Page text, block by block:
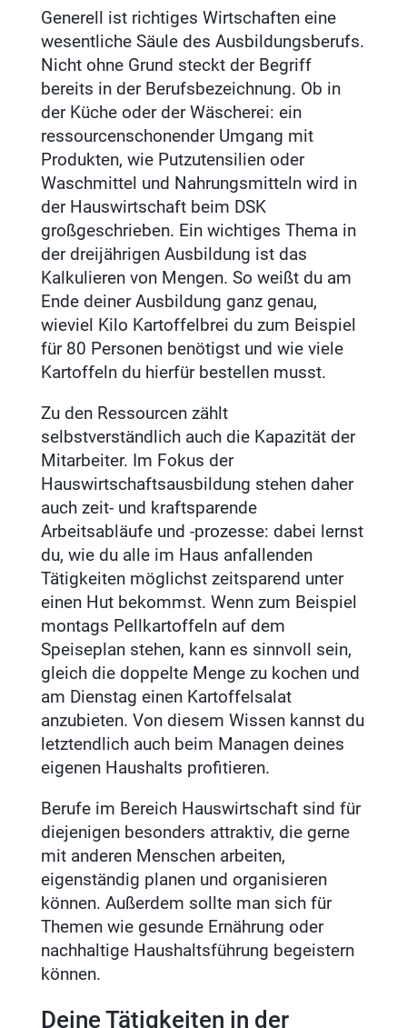
Generell ist richtiges Wirtschaften eine
wesentliche Säule des Ausbildungsberufs.
Nicht ohne Grund steckt der Begriff
bereits in der Berufsbezeichnung. Ob in
der Küche oder der Wäscherei: ein
ressourcenschonender Umgang mit
Produkten, wie Putzutensilien oder
Waschmittel und Nahrungsmitteln wird in
der Hauswirtschaft beim DSK
großgeschrieben. Ein wichtiges Thema in
der dreijährigen Ausbildung ist das
Kalkulieren von Mengen. So weißt du am
Ende deiner Ausbildung ganz genau,
wieviel Kilo Kartoffelbrei du zum Beispiel
für 80 Personen benötigst und wie viele
Kartoffeln du hierfür bestellen musst.
Zu den Ressourcen zählt
selbstverständlich auch die Kapazität der
Mitarbeiter. Im Fokus der
Hauswirtschaftsausbildung stehen daher
auch zeit- und kraftsparende
Arbeitsabläufe und -prozesse: dabei lernst
du, wie du alle im Haus anfallenden
Tätigkeiten möglichst zeitsparend unter
einen Hut bekommst. Wenn zum Beispiel
montags Pellkartoffeln auf dem
Speiseplan stehen, kann es sinnvoll sein,
gleich die doppelte Menge zu kochen und
am Dienstag einen Kartoffelsalat
anzubieten. Von diesem Wissen kannst du
letztendlich auch beim Managen deines
eigenen Haushalts profitieren.
Berufe im Bereich Hauswirtschaft sind für
diejenigen besonders attraktiv, die gerne
mit anderen Menschen arbeiten,
eigenständig planen und organisieren
können. Außerdem sollte man sich für
Themen wie gesunde Ernährung oder
nachhaltige Haushaltsführung begeistern
können.
Deine Tätigkeiten in der